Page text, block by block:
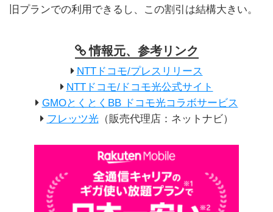
旧プランでの利用できるし、この割引は結構大きい。
情報元、参考リンク
NTTドコモ/プレスリリース
NTTドコモ/ドコモ光公式サイト
GMOとくとくBB ドコモ光コラボサービス
フレッツ光（販売代理店：ネットナビ）